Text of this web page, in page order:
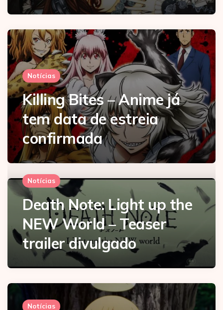
Notícias
Killing Bites – Anime já
tem data de estreia
confirmada
Notícias
Death Note: Light up the
NEW World – Teaser
trailer divulgado
Notícias